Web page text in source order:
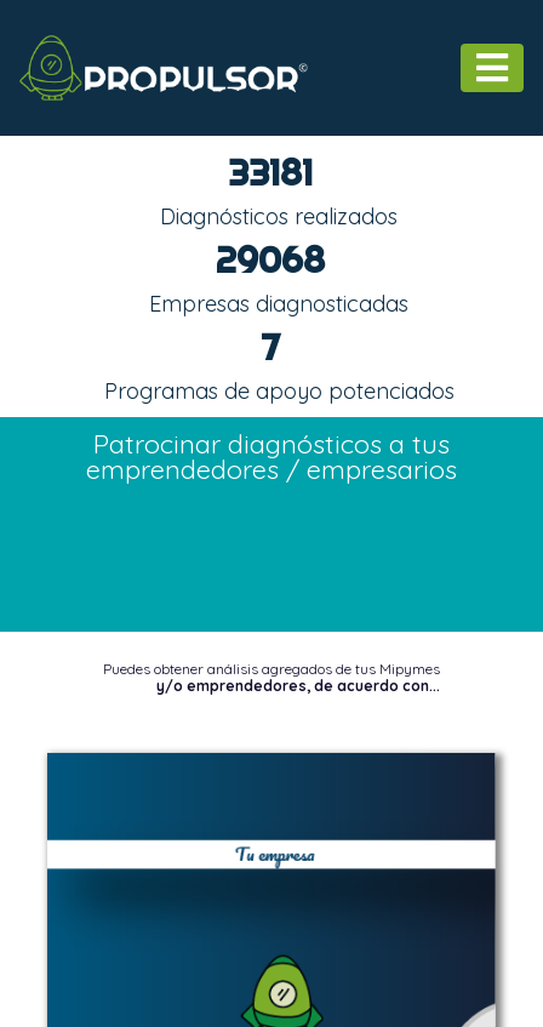
33181
Diagnósticos realizados
29068
Empresas diagnosticadas
7
Programas de apoyo potenciados
Patrocinar diagnósticos a tus
emprendedores / empresarios
Puedes obtener análisis agregados de tus Mipymes
y/o emprendedores, de acuerdo con...